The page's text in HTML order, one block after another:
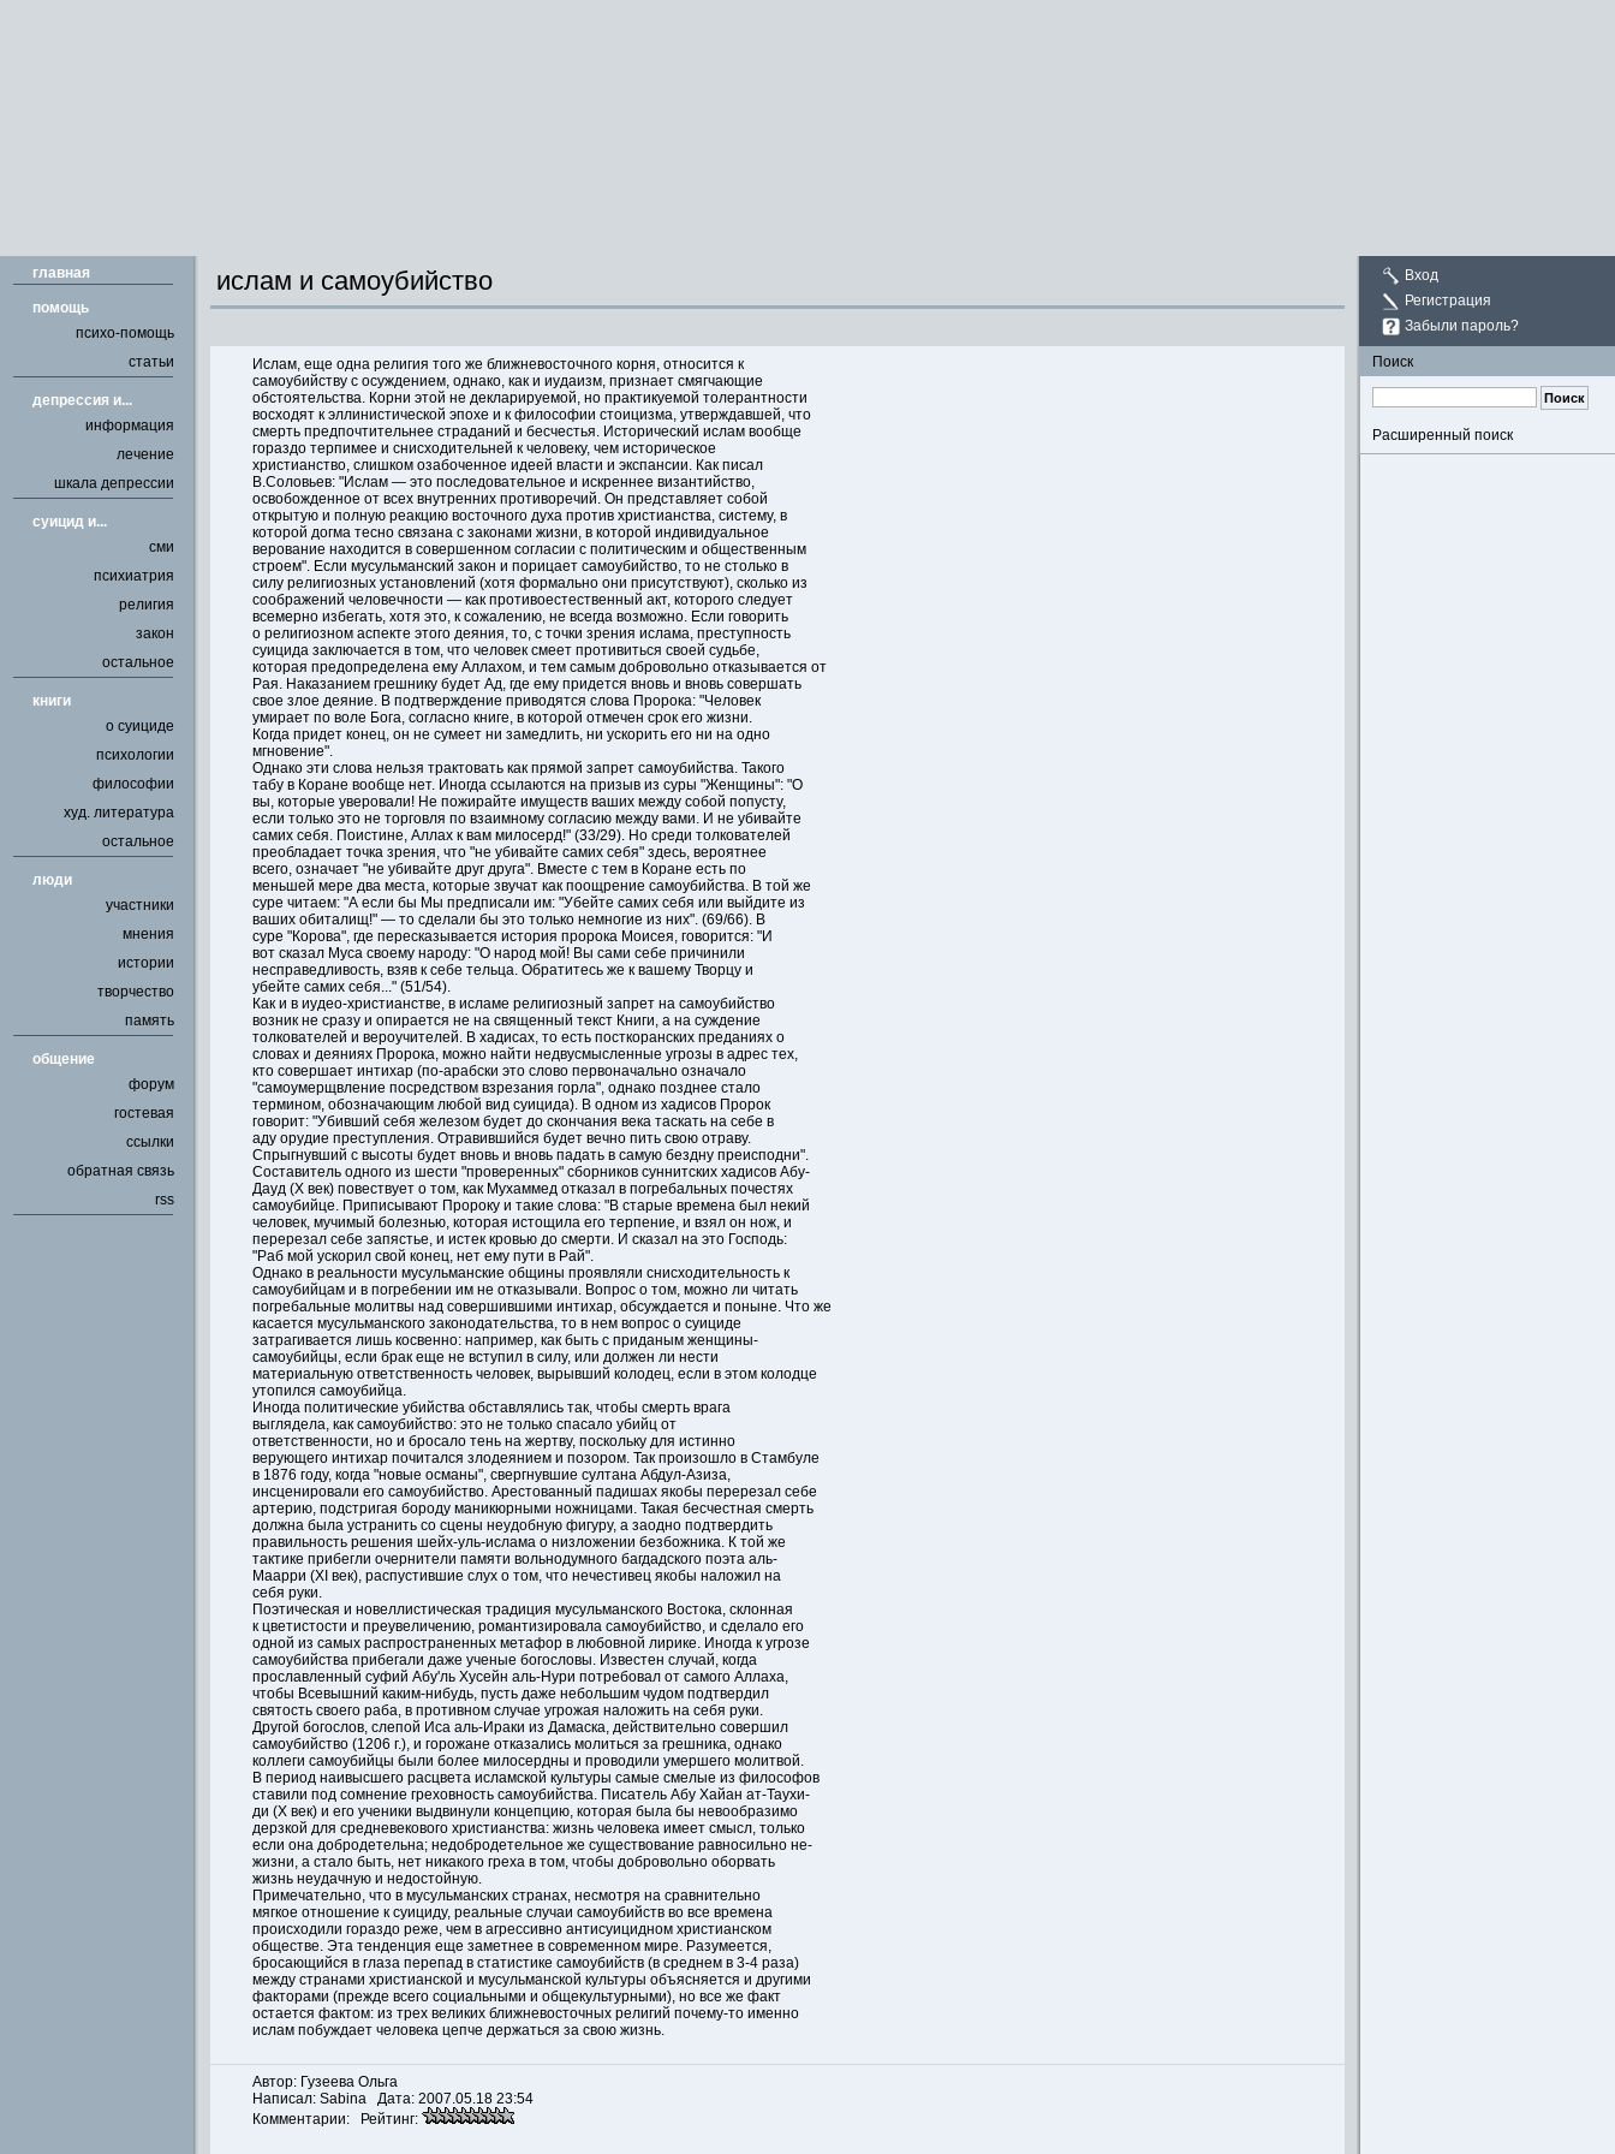
главная
помощь
психо-помощь
статьи
депрессия и...
информация
лечение
шкала депрессии
cуицид и...
сми
психиатрия
религия
закон
остальное
книги
о суициде
психологии
философии
худ. литература
остальное
люди
участники
мнения
истории
творчество
память
общение
форум
гостевая
ссылки
обратная связь
rss
Вход
Регистрация
Забыли пароль?
Поиск
Расширенный поиск
ислам и самоубийство
Ислам, еще одна религия того же ближневосточного корня, относится к
самоубийству с осуждением, однако, как и иудаизм, признает смягчающие
обстоятельства. Корни этой не декларируемой, но практикуемой толерантности
восходят к эллинистической эпохе и к философии стоицизма, утверждавшей, что
смерть предпочтительнее страданий и бесчестья. Исторический ислам вообще
гораздо терпимее и снисходительней к человеку, чем историческое
христианство, слишком озабоченное идеей власти и экспансии. Как писал
В.Соловьев: "Ислам — это последовательное и искреннее византийство,
освобожденное от всех внутренних противоречий. Он представляет собой
открытую и полную реакцию восточного духа против христианства, систему, в
которой догма тесно связана с законами жизни, в которой индивидуальное
верование находится в совершенном согласии с политическим и общественным
строем". Если мусульманский закон и порицает самоубийство, то не столько в
силу религиозных установлений (хотя формально они присутствуют), сколько из
соображений человечности — как противоестественный акт, которого следует
всемерно избегать, хотя это, к сожалению, не всегда возможно. Если говорить
о религиозном аспекте этого деяния, то, с точки зрения ислама, преступность
суицида заключается в том, что человек смеет противиться своей судьбе,
которая предопределена ему Аллахом, и тем самым добровольно отказывается от
Рая. Наказанием грешнику будет Ад, где ему придется вновь и вновь совершать
свое злое деяние. В подтверждение приводятся слова Пророка: "Человек
умирает по воле Бога, согласно книге, в которой отмечен срок его жизни.
Когда придет конец, он не сумеет ни замедлить, ни ускорить его ни на одно
мгновение".
Однако эти слова нельзя трактовать как прямой запрет самоубийства. Такого
табу в Коране вообще нет. Иногда ссылаются на призыв из суры "Женщины": "О
вы, которые уверовали! Не пожирайте имуществ ваших между собой попусту,
если только это не торговля по взаимному согласию между вами. И не убивайте
самих себя. Поистине, Аллах к вам милосерд!" (33/29). Но среди толкователей
преобладает точка зрения, что "не убивайте самих себя" здесь, вероятнее
всего, означает "не убивайте друг друга". Вместе с тем в Коране есть по
меньшей мере два места, которые звучат как поощрение самоубийства. В той же
суре читаем: "А если бы Мы предписали им: "Убейте самих себя или выйдите из
ваших обиталищ!" — то сделали бы это только немногие из них". (69/66). В
суре "Корова", где пересказывается история пророка Моисея, говорится: "И
вот сказал Муса своему народу: "О народ мой! Вы сами себе причинили
несправедливость, взяв к себе тельца. Обратитесь же к вашему Творцу и
убейте самих себя..." (51/54).
Как и в иудео-христианстве, в исламе религиозный запрет на самоубийство
возник не сразу и опирается не на священный текст Книги, а на суждение
толкователей и вероучителей. В хадисах, то есть посткоранских преданиях о
словах и деяниях Пророка, можно найти недвусмысленные угрозы в адрес тех,
кто совершает интихар (по-арабски это слово первоначально означало
"самоумерщвление посредством взрезания горла", однако позднее стало
термином, обозначающим любой вид суицида). В одном из хадисов Пророк
говорит: "Убивший себя железом будет до скончания века таскать на себе в
аду орудие преступления. Отравившийся будет вечно пить свою отраву.
Спрыгнувший с высоты будет вновь и вновь падать в самую бездну преисподни".
Составитель одного из шести "проверенных" сборников суннитских хадисов Абу-
Дауд (X век) повествует о том, как Мухаммед отказал в погребальных почестях
самоубийце. Приписывают Пророку и такие слова: "В старые времена был некий
человек, мучимый болезнью, которая истощила его терпение, и взял он нож, и
перерезал себе запястье, и истек кровью до смерти. И сказал на это Господь:
"Раб мой ускорил свой конец, нет ему пути в Рай".
Однако в реальности мусульманские общины проявляли снисходительность к
самоубийцам и в погребении им не отказывали. Вопрос о том, можно ли читать
погребальные молитвы над совершившими интихар, обсуждается и поныне. Что же
касается мусульманского законодательства, то в нем вопрос о суициде
затрагивается лишь косвенно: например, как быть с приданым женщины-
самоубийцы, если брак еще не вступил в силу, или должен ли нести
материальную ответственность человек, вырывший колодец, если в этом колодце
утопился самоубийца.
Иногда политические убийства обставлялись так, чтобы смерть врага
выглядела, как самоубийство: это не только спасало убийц от
ответственности, но и бросало тень на жертву, поскольку для истинно
верующего интихар почитался злодеянием и позором. Так произошло в Стамбуле
в 1876 году, когда "новые османы", свергнувшие султана Абдул-Азиза,
инсценировали его самоубийство. Арестованный падишах якобы перерезал себе
артерию, подстригая бороду маникюрными ножницами. Такая бесчестная смерть
должна была устранить со сцены неудобную фигуру, а заодно подтвердить
правильность решения шейх-уль-ислама о низложении безбожника. К той же
тактике прибегли очернители памяти вольнодумного багдадского поэта аль-
Маарри (XI век), распустившие слух о том, что нечестивец якобы наложил на
себя руки.
Поэтическая и новеллистическая традиция мусульманского Востока, склонная
к цветистости и преувеличению, романтизировала самоубийство, и сделало его
одной из самых распространенных метафор в любовной лирике. Иногда к угрозе
самоубийства прибегали даже ученые богословы. Известен случай, когда
прославленный суфий Абу'ль Хусейн аль-Нури потребовал от самого Аллаха,
чтобы Всевышний каким-нибудь, пусть даже небольшим чудом подтвердил
святость своего раба, в противном случае угрожая наложить на себя руки.
Другой богослов, слепой Иса аль-Ираки из Дамаска, действительно совершил
самоубийство (1206 г.), и горожане отказались молиться за грешника, однако
коллеги самоубийцы были более милосердны и проводили умершего молитвой.
В период наивысшего расцвета исламской культуры самые смелые из философов
ставили под сомнение греховность самоубийства. Писатель Абу Хайан ат-Таухи-
ди (X век) и его ученики выдвинули концепцию, которая была бы невообразимо
дерзкой для средневекового христианства: жизнь человека имеет смысл, только
если она добродетельна; недобродетельное же существование равносильно не-
жизни, а стало быть, нет никакого греха в том, чтобы добровольно оборвать
жизнь неудачную и недостойную.
Примечательно, что в мусульманских странах, несмотря на сравнительно
мягкое отношение к суициду, реальные случаи самоубийств во все времена
происходили гораздо реже, чем в агрессивно антисуицидном христианском
обществе. Эта тенденция еще заметнее в современном мире. Разумеется,
бросающийся в глаза перепад в статистике самоубийств (в среднем в 3-4 раза)
между странами христианской и мусульманской культуры объясняется и другими
факторами (прежде всего социальными и общекультурными), но все же факт
остается фактом: из трех великих ближневосточных религий почему-то именно
ислам побуждает человека цепче держаться за свою жизнь.
Автор: Гузеева Ольга
Написал: Sabina Дата: 2007.05.18 23:54
Комментарии: Рейтинг: